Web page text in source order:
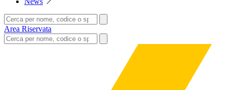
Area Riservata